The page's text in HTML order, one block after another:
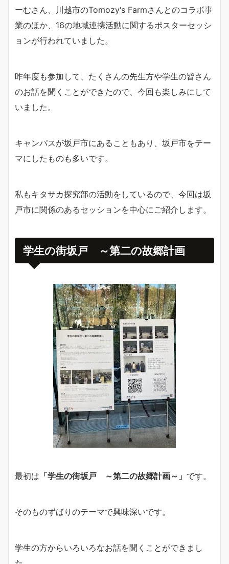
ーむさん、川越市のTomozy‘s Farmさんとのコラボ事
業のほか、16の地域連携活動に関するポスターセッシ
ョンが行われていました。
昨年度も参加して、たくさんの先生方や学生の皆さん
のお話を聞くことができたので、今回も楽しみにして
いました。
キャンパスが坂戸市にあることもあり、坂戸市をテー
マにしたものも多いです。
私もキタサカ探究部の活動をしているので、今回は坂
戸市に関係のあるセッションを中心にご紹介します。
学生の街坂戸 ～第二の故郷計画
最初は 「学生の街坂戸 ～第二の故郷計画～」 です。
そのものずばりのテーマで興味深いです。
学生の方からいろいろなお話を聞くことができまし